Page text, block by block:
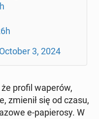
October 3, 2024
profil waperów,
zmienił się od czasu,
e-pa­pie­ro­sy. W